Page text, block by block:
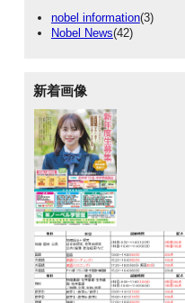
nobel information(3)
Nobel News(42)
新着画像